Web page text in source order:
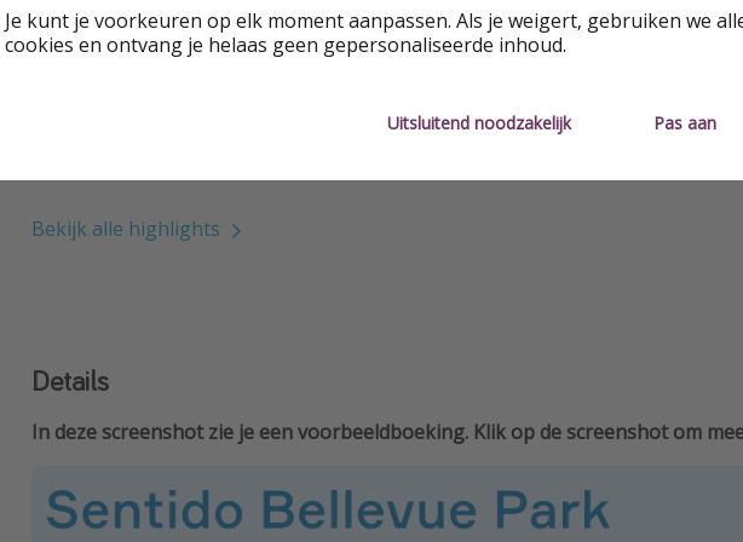
reisaanbieder
Vluchten inbegrepen All -
Bekijk alle highlights
Details
In deze screenshot zie je een voorbeeldboeking. Klik op de screenshot om
Je kunt je voorkeuren op elk moment aanpassen. Als je weigert, gebruiken we
cookies en ontvang je helaas geen gepersonaliseerde inhoud.
Uitsluitend noodzakelijk Pas aan